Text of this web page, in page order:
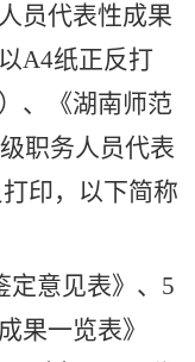
员代表性成果
A4纸正反打
、《湖南师范
职务人员代表
印，以下简称
意见表》、 5
果一览表》